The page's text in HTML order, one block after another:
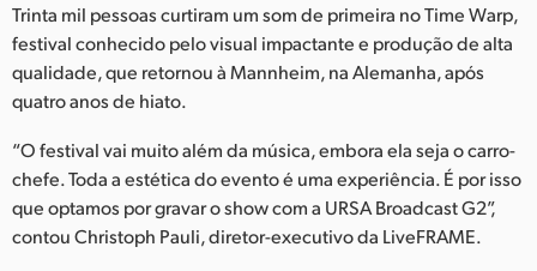
Malaysia
Netherlands
New Zealand
Norway
Poland
Trinta mil pessoas curtiram um som de primeira no Time Warp,
festival conhecido pelo visual impactante e produção de alta
qualidade, que retornou à Mannheim, na Alemanha, após
quatro anos de hiato.
“O festival vai muito além da música, embora ela seja o carro-
chefe. Toda a estética do evento é uma experiência. É por isso
que optamos por gravar o show com a URSA Broadcast G2”,
contou Christoph Pauli, diretor-executivo da LiveFRAME.